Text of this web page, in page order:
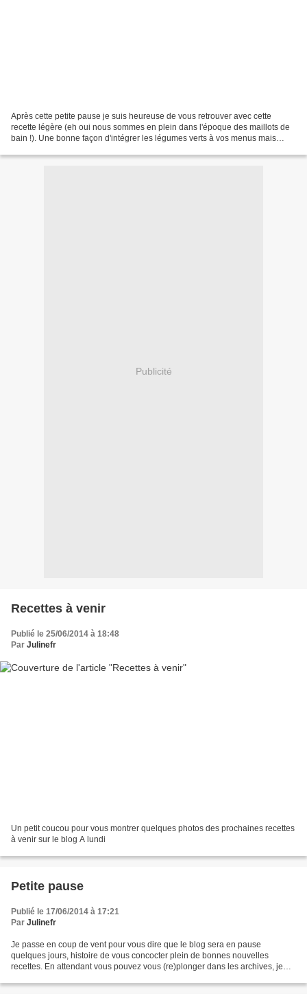
Après cette petite pause je suis heureuse de vous retrouver avec cette
recette légère (eh oui nous sommes en plein dans l'époque des maillots de
bain !). Une bonne façon d'intégrer les légumes verts à vos menus mais
Publicité
Recettes à venir
Publié le 25/06/2014 à 18:48
Par Julinefr
Un petit coucou pour vous montrer quelques photos des prochaines recettes
à venir sur le blog A lundi
Petite pause
Publié le 17/06/2014 à 17:21
Par Julinefr
Je passe en coup de vent pour vous dire que le blog sera en pause
quelques jours, histoire de vous concocter plein de bonnes nouvelles
recettes. En attendant vous pouvez vous (re)plonger dans les archives, je